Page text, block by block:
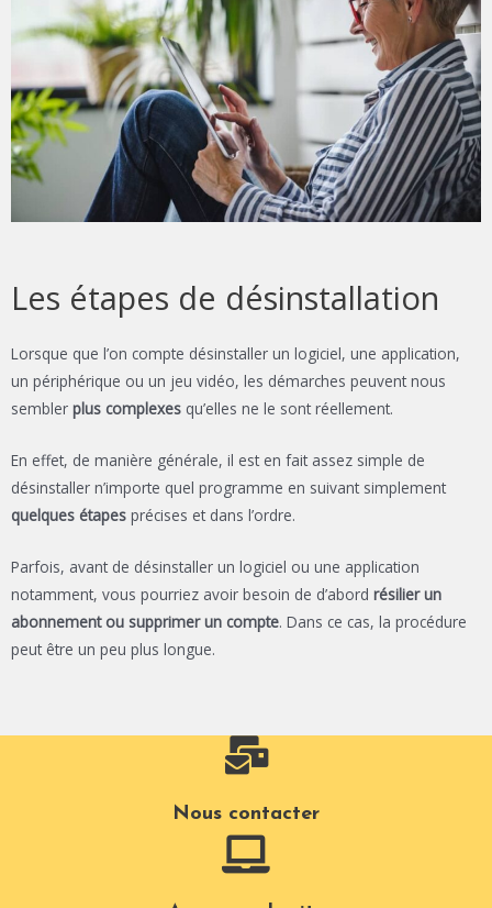
Les étapes de désinstallation
Lorsque que l’on compte désinstaller un logiciel, une application,
un périphérique ou un jeu vidéo, les démarches peuvent nous
sembler plus complexes qu’elles ne le sont réellement.
En effet, de manière générale, il est en fait assez simple de
désinstaller n’importe quel programme en suivant simplement
quelques étapes précises et dans l’ordre.
Parfois, avant de désinstaller un logiciel ou une application
notamment, vous pourriez avoir besoin de d’abord résilier un
abonnement ou supprimer un compte. Dans ce cas, la procédure
peut être un peu plus longue.
Nous contacter